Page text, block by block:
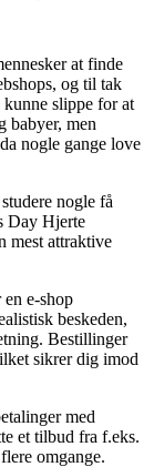
at finde
og til tak
slippe for at
babyer, men
nogle gange love
nogle få
Day Hjerte
mest attraktive
e-shop
beskeden,
Bestillinger
sikrer dig imod
med
et tilbud fra f.eks.
omgange.